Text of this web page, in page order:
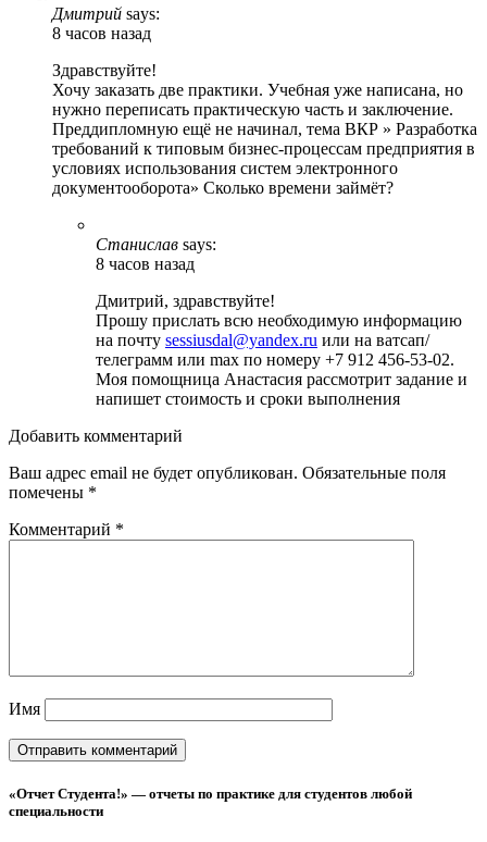
Дмитрий says:
8 часов назад
Здравствуйте!
Хочу заказать две практики. Учебная уже написана, но
нужно переписать практическую часть и заключение.
Преддипломную ещё не начинал, тема ВКР » Разработка
требований к типовым бизнес-процессам предприятия в
условиях использования систем электронного
документооборота» Сколько времени займёт?
Станислав says:
8 часов назад
Дмитрий, здравствуйте!
Прошу прислать всю необходимую информацию
на почту sessiusdal@yandex.ru или на ватсап/
телеграмм или max по номеру +7 912 456-53-02.
Моя помощница Анастасия рассмотрит задание и
напишет стоимость и сроки выполнения
Добавить комментарий
Ваш адрес email не будет опубликован. Обязательные поля
помечены *
Комментарий *
Имя
«Отчет Студента!» — отчеты по практике для студентов любой
специальности